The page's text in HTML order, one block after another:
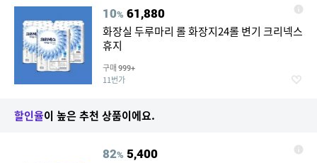
10% 61,880
화장실 두루마리 롤 화장지24롤 변기 크리넥스
휴지
구매 999+
11번가
할인율이 높은 추천 상품이에요.
82% 5,400